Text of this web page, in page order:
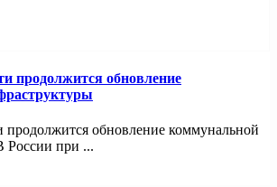
продолжится обновление
продолжится обновление коммунальной
при ...